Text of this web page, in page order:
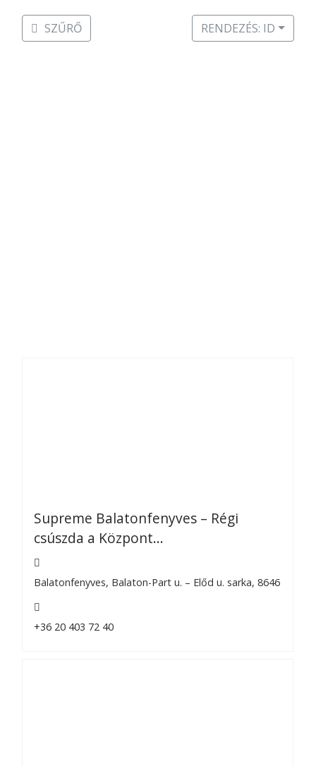
SZŰRŐ RENDEZÉS: ID
Supreme Balatonfenyves – Régi
csúszda a Központ...
Balatonfenyves, Balaton-Part u. – Előd u. sarka, 8646
+36 20 403 72 40